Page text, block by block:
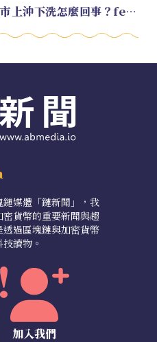
EP.213 川普大攪局：袋鼠市上沖下洗怎麼回事？feat. Alvin
媒體「鏈新聞」，我
貨幣的重要新聞與趨
過區塊鏈與加密貨幣
讀物。
加入我們